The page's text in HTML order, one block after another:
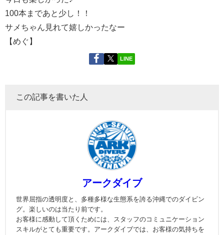
100本まであと少し！！
サメちゃん見れて嬉しかったなー
【めぐ】
LINE
この記事を書いた人
アークダイブ
世界屈指の透明度と、多種多様な生態系を誇る沖縄でのダイビン
グ。楽しいのは当たり前です。
お客様に感動して頂くためには、スタッフのコミュニケーション
スキルがとても重要です。アークダイブでは、お客様の気持ちを